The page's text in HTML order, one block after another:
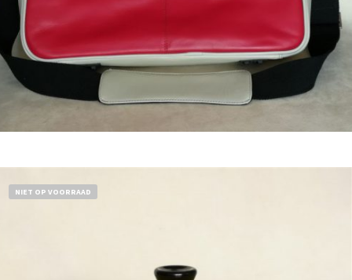
NIET OP VOORRAAD